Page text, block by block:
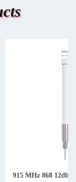
915 MHz 868 12dbi